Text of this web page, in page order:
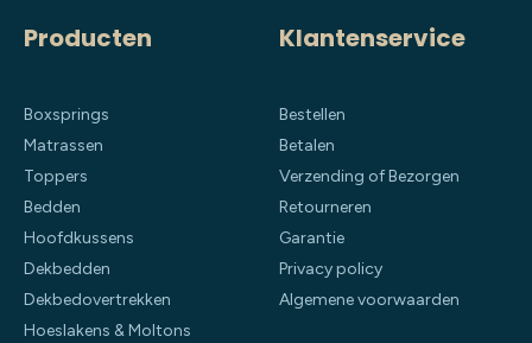
Producten
Boxsprings
Matrassen
Toppers
Bedden
Hoofdkussens
Dekbedden
Dekbedovertrekken
Hoeslakens & Moltons
Klantenservice
Bestellen
Betalen
Verzending of Bezorgen
Retourneren
Garantie
Privacy policy
Algemene voorwaarden